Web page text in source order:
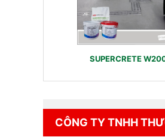
SUPERCRETE
CÔNG TY TNHH